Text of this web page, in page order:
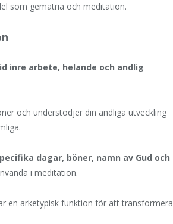
som gematria och meditation.
inre arbete, helande och andlig
och understödjer din andliga utveckling
dagar, böner, namn av Gud och
i meditation.
en arketypisk funktion för att transformera